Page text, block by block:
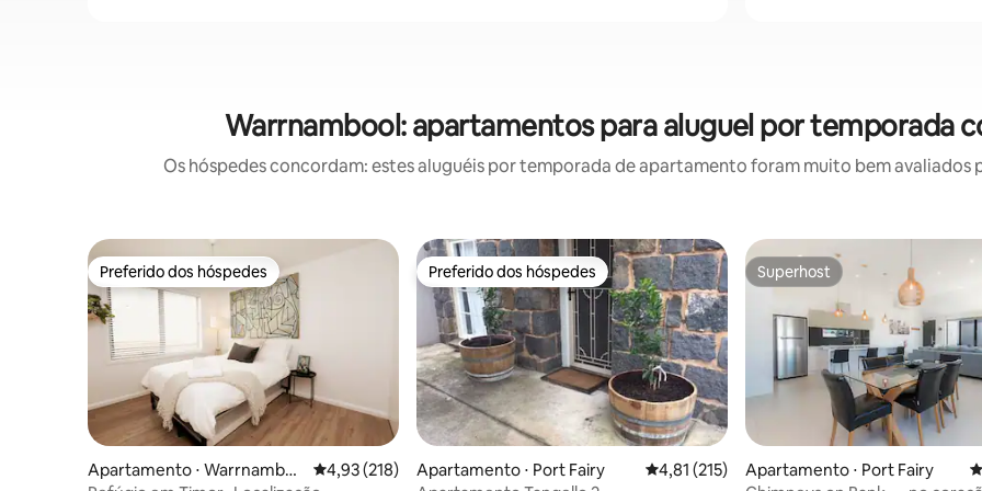
Warrnambool: apartamentos para aluguel por temporada
Os hóspedes concordam: estes aluguéis por temporada de apartamento foram muito bem avaliados
Preferido dos hóspedes
Preferido dos hóspedes
Apartamento ⋅ Warrnamboo
4,93 de uma avaliação média de 5, 218 avaliações
4,93 (218)
Preferido dos hóspedes
Preferido dos hóspedes
Apartamento ⋅ Port Fairy 4,81 de uma avaliação média de 5, 215
4,81 (215)
Superhost
Superhost
Apartamento ⋅ Port Fairy